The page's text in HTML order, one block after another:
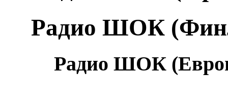
Радио ШОК
Радио ШОК